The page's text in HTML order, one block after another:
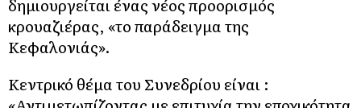
δημιουργείται ένας νέος προορισμός
κρουαζιέρας, «το παράδειγμα της
Κεφαλονιάς».
Κεντρικό θέμα του Συνεδρίου είναι :